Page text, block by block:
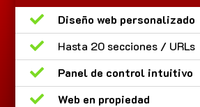

Diseño web personalizado

Hasta 20 secciones / URLs

Panel de control intuitivo

Web en propiedad